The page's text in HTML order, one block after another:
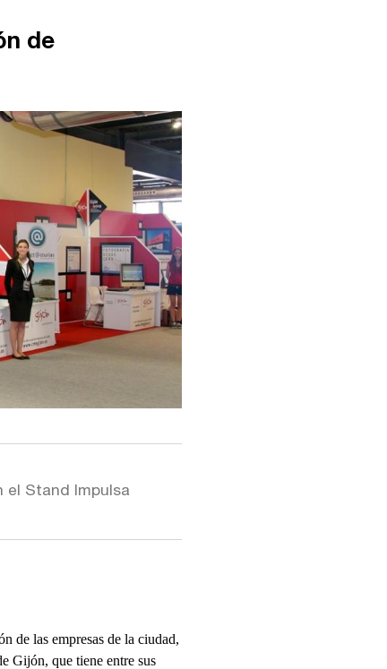
de
el Stand Impulsa
de las empresas de la ciudad,
Gijón, que tiene entre sus